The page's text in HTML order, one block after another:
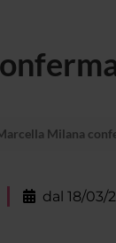
Milana
dal 18/03/